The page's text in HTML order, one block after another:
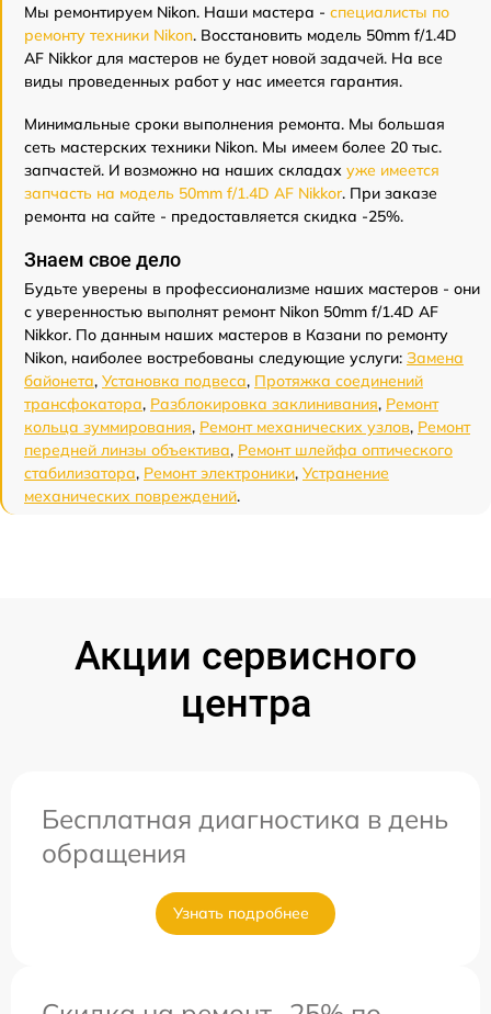
Мы ремонтируем Nikon. Наши мастера - специалисты по
ремонту техники Nikon. Восстановить модель 50mm f/1.4D
AF Nikkor для мастеров не будет новой задачей. На все
виды проведенных работ у нас имеется гарантия.
Минимальные сроки выполнения ремонта. Мы большая
сеть мастерских техники Nikon. Мы имеем более 20 тыс.
запчастей. И возможно на наших складах уже имеется
запчасть на модель 50mm f/1.4D AF Nikkor. При заказе
ремонта на сайте - предоставляется скидка -25%.
Знаем свое дело
Будьте уверены в профессионализме наших мастеров - они
с уверенностью выполнят ремонт Nikon 50mm f/1.4D AF
Nikkor. По данным наших мастеров в Казани по ремонту
Nikon, наиболее востребованы следующие услуги: Замена
байонета, Установка подвеса, Протяжка соединений
трансфокатора, Разблокировка заклинивания, Ремонт
кольца зуммирования, Ремонт механических узлов, Ремонт
передней линзы объектива, Ремонт шлейфа оптического
стабилизатора, Ремонт электроники, Устранение
механических повреждений.
Акции сервисного
центра
Бесплатная диагностика в день
обращения
Узнать подробнее